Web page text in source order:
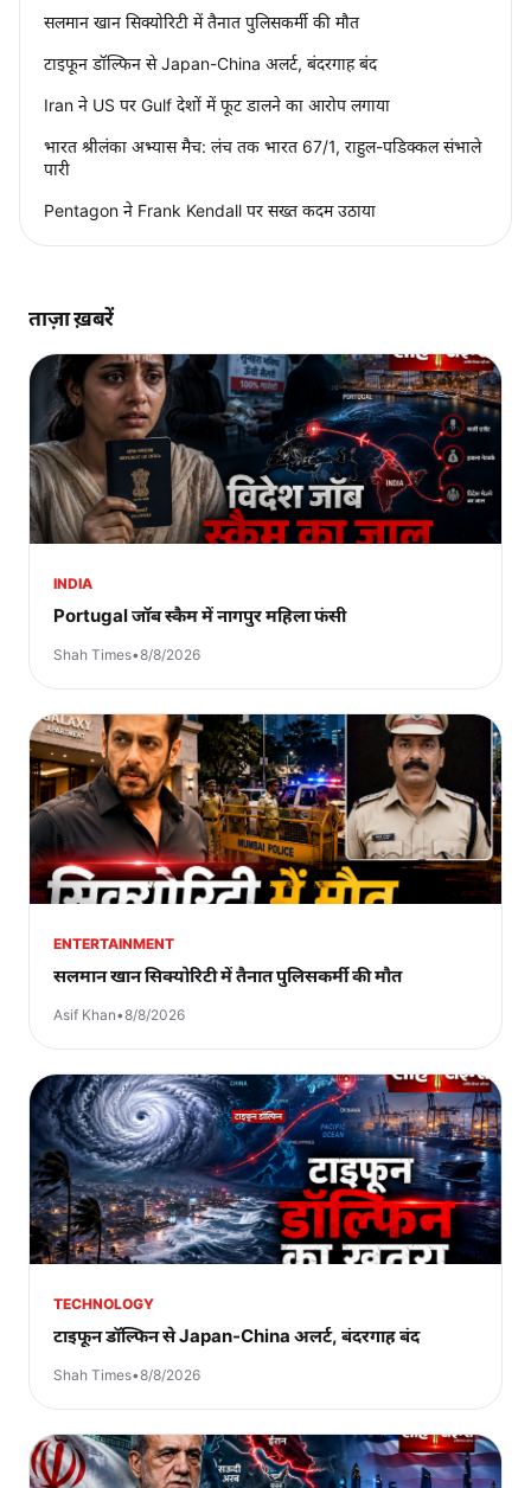
सलमान खान सिक्योरिटी में तैनात पुलिसकर्मी की मौत
टाइफून डॉल्फिन से Japan-China अलर्ट, बंदरगाह बंद
Iran ने US पर Gulf देशों में फूट डालने का आरोप लगाया
भारत श्रीलंका अभ्यास मैच: लंच तक भारत 67/1, राहुल-पडिक्कल संभाले
पारी
Pentagon ने Frank Kendall पर सख्त कदम उठाया
ताज़ा ख़बरें
INDIA
Portugal जॉब स्कैम में नागपुर महिला फंसी
Shah Times•8/8/2026
ENTERTAINMENT
सलमान खान सिक्योरिटी में तैनात पुलिसकर्मी की मौत
Asif Khan•8/8/2026
TECHNOLOGY
टाइफून डॉल्फिन से Japan-China अलर्ट, बंदरगाह बंद
Shah Times•8/8/2026